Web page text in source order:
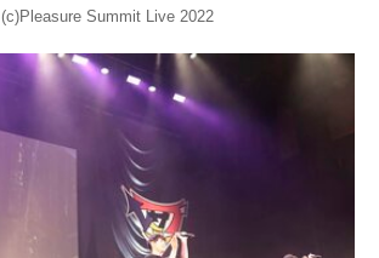
(c)Pleasure Summit Live 2022